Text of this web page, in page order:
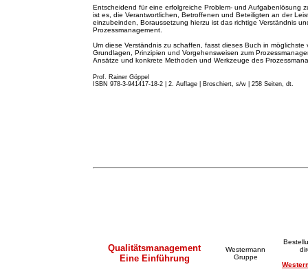
Entscheidend für eine erfolgreiche Problem- und Aufgabenlösung
ist es, die Verantwortlichen, Betroffenen und Beteiligten an der
einzubeinden, Boraussetzung hierzu ist das richtige Verständnis
Prozessmanagement.
Um diese Verständnis zu schaffen, fasst dieses Buch in möglichste
Grundlagen, Prinzipien und Vorgehensweisen zum
Ansätze und konkrete Methoden und Werkzeuge des
Prof. Rainer Göppel
ISBN 978-3-941417-18-2 | 2. Auflage Broschiert, s/w | 258 Seiten, dt.
Qualitätsmanagement
Eine Einführung
Westermann
Gruppe